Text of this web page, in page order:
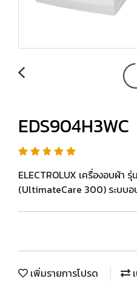
EDS904H3WC
ELECTROLUX เครื่องอบผ้า
(UltimateCare 300) ระบบ
เพิ่มรายการโปรด